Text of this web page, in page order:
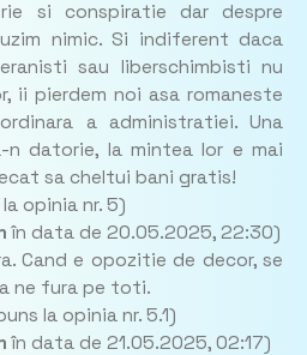
si conspiratie dar despre
nimic. Si indiferent daca
sau liberschimbisti nu
ii pierdem noi asa romaneste
a administratiei. Una
n datorie, la mintea lor e mai
sa cheltui bani gratis!
opinia nr. 5)
în data de 20.05.2025, 22:30)
Cand e opozitie de decor, se
ne fura pe toti.
la opinia nr. 5.1)
în data de 21.05.2025, 02:17)